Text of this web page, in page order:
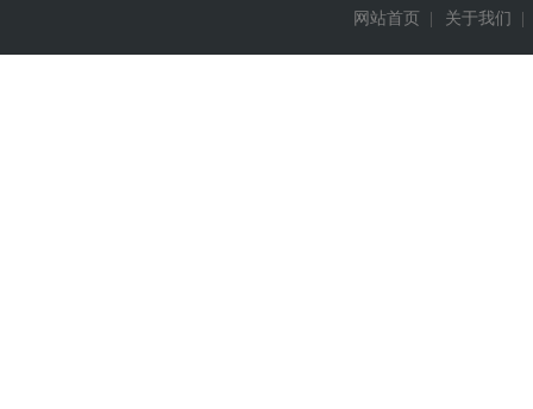
网站首页 关于我们